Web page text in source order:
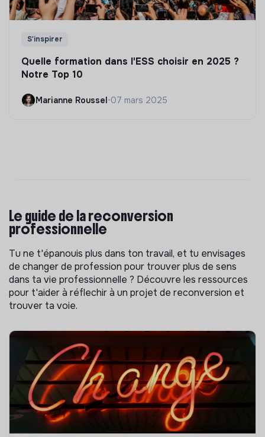
S'inspirer
Quelle formation dans l'ESS choisir en 2025 ?
Notre Top 10
Marianne Roussel•07 mars 2025
Le guide de la reconversion
professionnelle
Tu ne t'épanouis plus dans ton travail, et tu envisages
de changer de profession pour trouver plus de sens
dans ta vie professionnelle ? Découvre les ressources
pour t'aider à réflechir à un projet de reconversion et
trouver ta voie.